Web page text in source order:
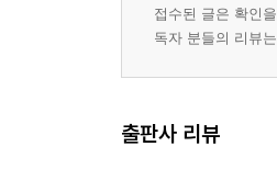
접수된 글은 확인
독자 분들의 리뷰
출판사 리뷰